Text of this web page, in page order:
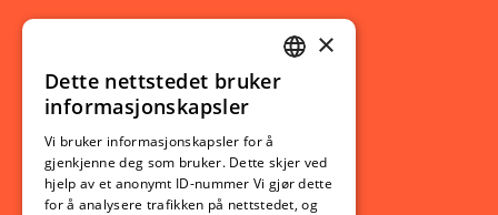
Ny student
Utveksling
Opptak
Lov- og regelverk
NORWEGIAN
×
Dette nettstedet bruker
informasjonskapsler
Vi bruker informasjonskapsler for å
gjenkjenne deg som bruker. Dette skjer ved
hjelp av et anonymt ID-nummer Vi gjør dette
for å analysere trafikken på nettstedet, og